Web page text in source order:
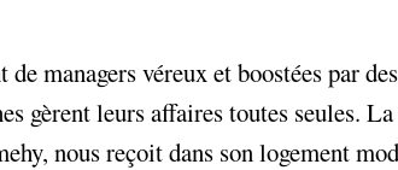
managers véreux et boostées par
gèrent leurs affaires toutes seules.
nous reçoit dans son logement